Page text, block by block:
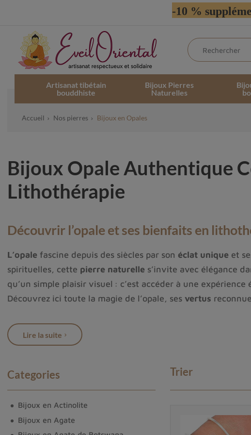
-10 %
Artisanat tibétain
bouddhiste
Bijoux Pierres
Naturelles
Accueil Nos pierres Bijoux en Opales
Bijoux Opale Authentique
Lithothérapie
Découvrir l’opale et ses bienfaits en
L’opale fascine depuis des siècles par son éclat unique et
spirituelles, cette pierre naturelle s’invite avec élégance
qu’un simple plaisir visuel : c’est accéder à une
Découvrez ici toute la magie de l’opale, ses vertus
L’origine du nom « opale » vient du mot sanskrit “upala”,
noire, de feu ou boulder, chaque variante possède un
Dans les traditions anciennes, plusieurs civilisations
porter cette pierre favorisait la prophétie et protégeait du
l’opaledans notre imaginaire collectif.
Lire la suite
Categories
Bijoux en Actinolite
Bijoux en Agate
Trier